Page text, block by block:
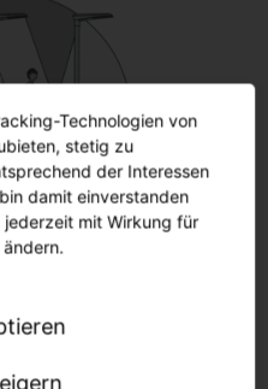
Technologien von
stetig zu
der Interessen
damit einverstanden
jederzeit mit Wirkung für